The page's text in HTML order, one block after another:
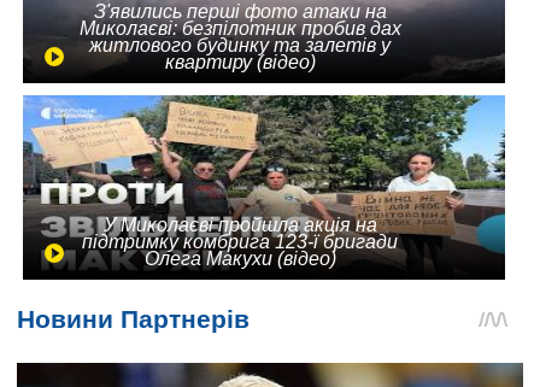
З'явились перші фото атаки на
Миколаєві: безпілотник пробив дах
житлового будинку та залетів у
квартиру (відео)
У Миколаєві пройшла акція на
підтримку комбрига 123-ї бригади
Олега Макухи (відео)